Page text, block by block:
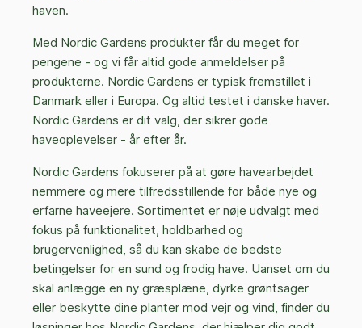
haven.
Med Nordic Gardens produkter får du meget for
pengene - og vi får altid gode anmeldelser på
produkterne. Nordic Gardens er typisk fremstillet i
Danmark eller i Europa. Og altid testet i danske haver.
Nordic Gardens er dit valg, der sikrer gode
haveoplevelser - år efter år.
Nordic Gardens fokuserer på at gøre havearbejdet
nemmere og mere tilfredsstillende for både nye og
erfarne haveejere. Sortimentet er nøje udvalgt med
fokus på funktionalitet, holdbarhed og
brugervenlighed, så du kan skabe de bedste
betingelser for en sund og frodig have. Uanset om du
skal anlægge en ny græsplæne, dyrke grøntsager
eller beskytte dine planter mod vejr og vind, finder du